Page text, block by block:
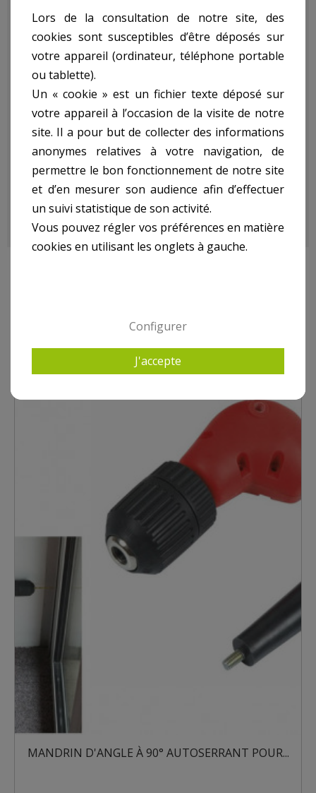
Lot de 3 forets - Set of 3 drill bits: Ø 3, 4, 6 mm.
non trempé, céramique, porcelaine...
Évite de déraper et d’ébrécher les surfaces travaillées.
Tête en carbure de tungstène et tige en acier carbone.
Utiliser uniquement en mode perçage (mode percussion
interdit) à petite vitesse.
MANDRIN D'ANGLE À 90° AUTOSERRANT POUR...
Lors de la consultation de notre site, des
cookies sont susceptibles d’être déposés sur
votre appareil (ordinateur, téléphone portable
ou tablette).
Un « cookie » est un fichier texte déposé sur
votre appareil à l’occasion de la visite de notre
site. Il a pour but de collecter des informations
anonymes relatives à votre navigation, de
permettre le bon fonctionnement de notre site
et d’en mesurer son audience afin d’effectuer
un suivi statistique de son activité.
Vous pouvez régler vos préférences en matière
cookies en utilisant les onglets à gauche.
Configurer
J'accepte